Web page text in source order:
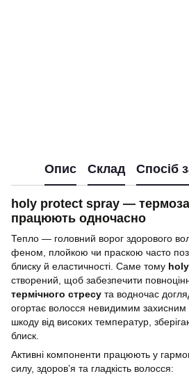
Опис Склад Спосіб
holy protect spray —
працюють одночасно
Тепло — головний ворог здорового
феном, плойкою чи праскою часто
блиску й еластичності. Саме тому
створений, щоб забезпечити
термічного стресу та водночас
огортає волосся невидимим захисним
шкоду від високих температур,
блиск.
Активні компоненти працюють у
силу, здоров’я та гладкість волосся: